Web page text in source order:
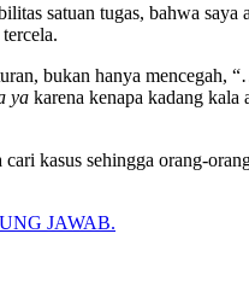
satuan tugas, bahwa
bukan hanya mencegah,
ya karena kenapa kadang
kasus sehingga orang-
JAWAB.